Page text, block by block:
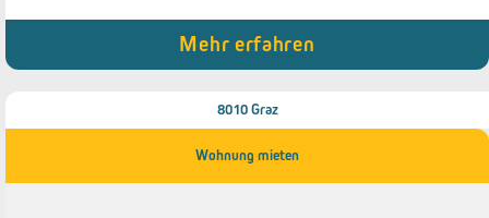
● Wäsche- & Trockenraum
Mehr erfahren
8010 Graz
Wohnung mieten